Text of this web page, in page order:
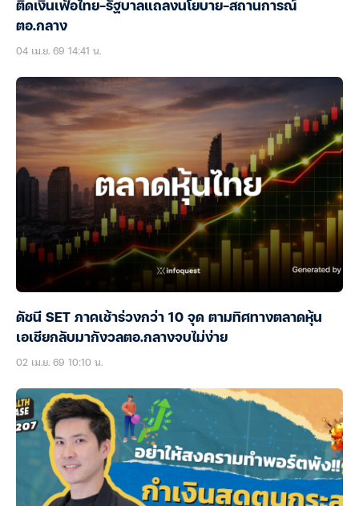
ติดเงินเฟ้อไทย-รัฐบาลแถลงนโยบาย-สถานการณ์
ตอ.กลาง
04 เม.ย. 69 14:41 น.
ดัชนี SET ภาคเช้าร่วงกว่า 10 จุด ตามทิศทางตลาดหุ้น
เอเชียกลับมากังวลตอ.กลางจบไม่ง่าย
02 เม.ย. 69 10:10 น.